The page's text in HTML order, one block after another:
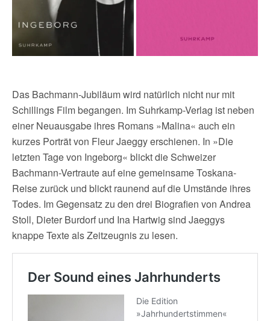
Das Bachmann-Jubiläum wird natürlich nicht nur mit
Schillings Film begangen. Im Suhrkamp-Verlag ist neben
einer Neuausgabe ihres Romans »Malina« auch ein
kurzes Porträt von Fleur Jaeggy erschienen. In »Die
letzten Tage von Ingeborg« blickt die Schweizer
Bachmann-Vertraute auf eine gemeinsame Toskana-
Reise zurück und blickt raunend auf die Umstände ihres
Todes. Im Gegensatz zu den drei Biografien von Andrea
Stoll, Dieter Burdorf und Ina Hartwig sind Jaeggys
knappe Texte als Zeitzeugnis zu lesen.